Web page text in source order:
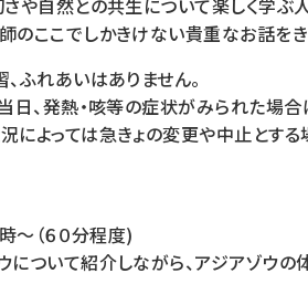
や自然との共生について楽しく学ぶ
ここでしかきけない貴重なお話をき
ふれあいはありません。
、発熱・咳等の症状がみられた場合
よっては急きょの変更や中止とする
～（６０分程度)
ついて紹介しながら、アジアゾウの